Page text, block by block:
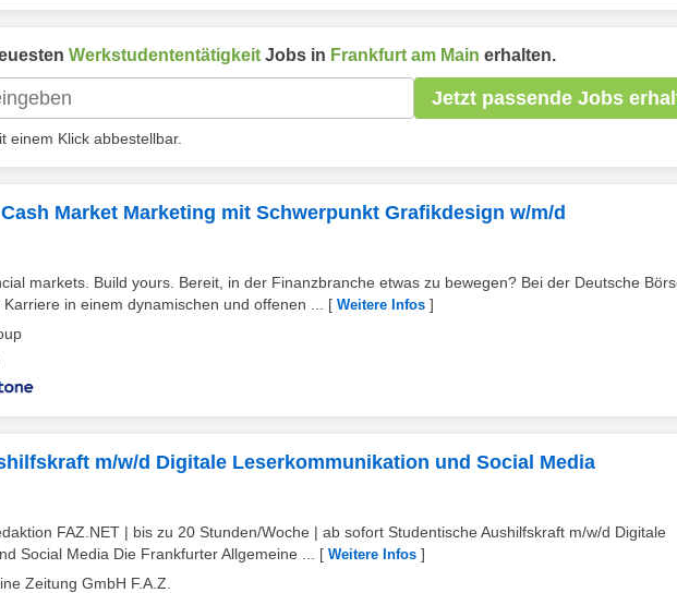
Werkstudententätigkeit Jobs in Frankfurt am Main erhalten.
Jetzt passende Jobs
einem Klick abbestellbar.
Market Marketing mit Schwerpunkt Grafikdesign w/m/d
markets. Build yours. Bereit, in der Finanzbranche etwas zu bewegen? Bei der Deutsche
in einem dynamischen und offenen ...
[ Weitere Infos ]
m/w/d Digitale Leserkommunikation und Social Media
FAZ.NET | bis zu 20 Stunden/Woche | ab sofort Studentische Aushilfskraft m/w/d Digitale
Social Media Die Frankfurter Allgemeine ...
[ Weitere Infos ]
Zeitung GmbH F.A.Z.